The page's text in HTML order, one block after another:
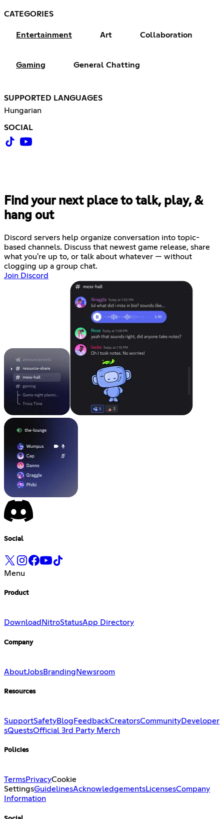
CATEGORIES
Entertainment Art Collaboration
Gaming General Chatting
SUPPORTED LANGUAGES
Hungarian
SOCIAL
Find your next place to talk, play, &
hang out
Discord servers help organize conversation into topic-
based channels. Discuss that newest game release, share
what you're up to, or talk about whatever — without
clogging up a group chat.
Join Discord
Social
Menu
Product
Download NitroStatusApp Directory
Company
AboutJobsBranding Newsroom
Resources
SupportSafetyBlog FeedbackCreatorsCommunityDeveloper
sQuestsOfficial 3rd Party Merch
Policies
TermsPrivacyCookie
SettingsGuidelinesAcknowledgementsLicensesCompany
Information